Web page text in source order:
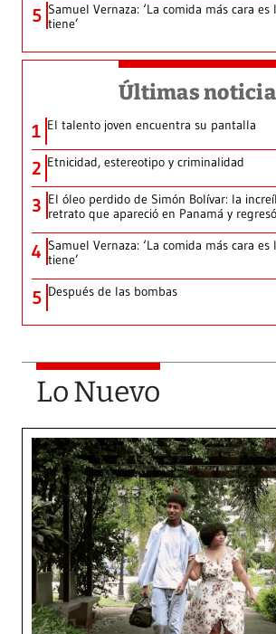
5 Samuel Vernaza: ‘La comida más cara
tiene’
Últimas
1 El talento joven encuentra su pantalla​
2 Etnicidad, estereotipo y criminalidad
3 El óleo perdido de Simón Bolívar: la
retrato que apareció en Panamá y
4 Samuel Vernaza: ‘La comida más cara
tiene’
5 Después de las bombas
Lo Nuevo